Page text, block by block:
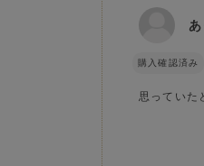
購入確認済み
思っていた